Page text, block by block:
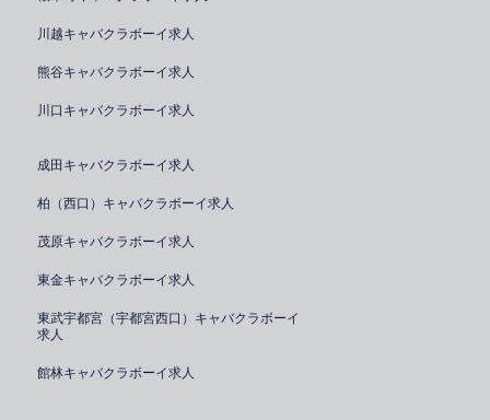
川越キャバクラボーイ求人
熊谷キャバクラボーイ求人
川口キャバクラボーイ求人
成田キャバクラボーイ求人
柏（西口）キャバクラボーイ求人
茂原キャバクラボーイ求人
東金キャバクラボーイ求人
東武宇都宮（宇都宮西口）キャバクラボーイ
求人
館林キャバクラボーイ求人